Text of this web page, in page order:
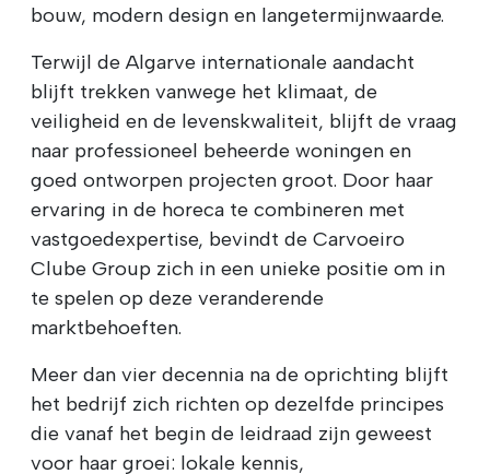
bouw, modern design en langetermijnwaarde.
Terwijl de Algarve internationale aandacht
blijft trekken vanwege het klimaat, de
veiligheid en de levenskwaliteit, blijft de vraag
naar professioneel beheerde woningen en
goed ontworpen projecten groot. Door haar
ervaring in de horeca te combineren met
vastgoedexpertise, bevindt de Carvoeiro
Clube Group zich in een unieke positie om in
te spelen op deze veranderende
marktbehoeften.
Meer dan vier decennia na de oprichting blijft
het bedrijf zich richten op dezelfde principes
die vanaf het begin de leidraad zijn geweest
voor haar groei: lokale kennis,